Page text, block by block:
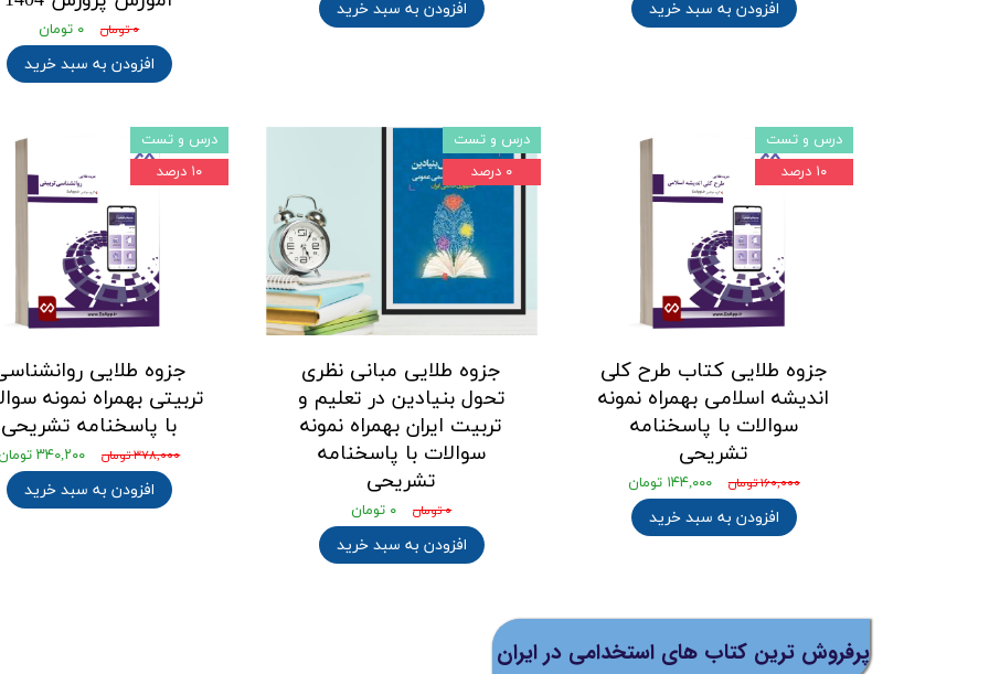
افزودن به سبد خرید افزودن به سبد خرید
۰ تومان ۰ تومان
افزودن به سبد خرید
جزوه طلایی کتاب طرح کلی
اندیشه اسلامی بهمراه نمونه
سوالات با پاسخنامه
تشریحی
۱۶۰,۰۰۰ تومان ۱۴۴,۰۰۰ تومان
افزودن به سبد خرید
درس و تست
۱۰ درصد
جزوه طلایی مبانی نظری
تحول بنیادین در تعلیم و
تربیت ایران بهمراه نمونه
سوالات با پاسخنامه
تشریحی
۰ تومان ۰ تومان
افزودن به سبد خرید
درس و تست
۰ درصد
جزوه طلایی
تربیتی بهمراه نمونه
با پاسخنامه تشریحی
۳۷۸,۰۰۰ تومان ۳۴۰,۲۰۰ تومان
افزودن به سبد خرید
درس و تست
۱۰ درصد
پرفروش ترین کتاب های استخدامی در ایران